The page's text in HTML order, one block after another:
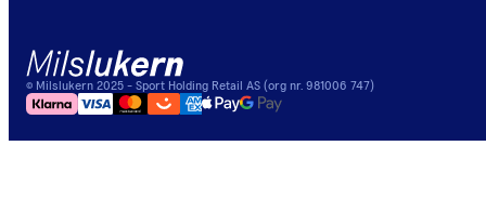
© Milslukern 2025 - Sport Holding Retail AS (org nr. 981006 747)